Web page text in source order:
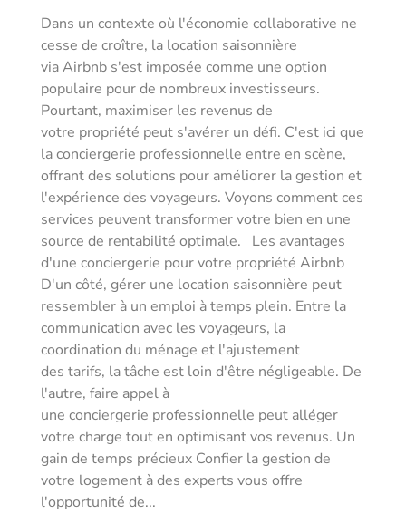
Dans un contexte où l'économie collaborative ne
cesse de croître, la location saisonnière
via Airbnb s'est imposée comme une option
populaire pour de nombreux investisseurs.
Pourtant, maximiser les revenus de
votre propriété peut s'avérer un défi. C'est ici que
la conciergerie professionnelle entre en scène,
offrant des solutions pour améliorer la gestion et
l'expérience des voyageurs. Voyons comment ces
services peuvent transformer votre bien en une
source de rentabilité optimale. Les avantages
d'une conciergerie pour votre propriété Airbnb
D'un côté, gérer une location saisonnière peut
ressembler à un emploi à temps plein. Entre la
communication avec les voyageurs, la
coordination du ménage et l'ajustement
des tarifs, la tâche est loin d'être négligeable. De
l'autre, faire appel à
une conciergerie professionnelle peut alléger
votre charge tout en optimisant vos revenus. Un
gain de temps précieux Confier la gestion de
votre logement à des experts vous offre
l'opportunité de...